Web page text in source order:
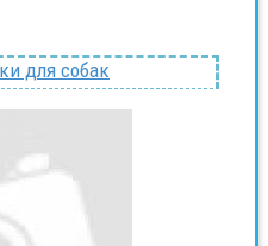
для собак